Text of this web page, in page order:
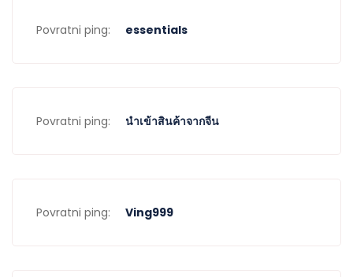
Povratni ping: essentials
Povratni ping: นำเข้าสินค้าจากจีน
Povratni ping: Ving999